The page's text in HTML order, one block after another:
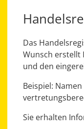
Das
Wunsch erstellt
und den
Beispiel:
Sie erhalten